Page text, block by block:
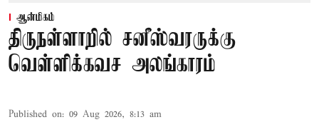
ஆன்மிகம்
திருநள்ளாறில் சனீஸ்வரருக்கு
வெள்ளிக்கவச அலங்காரம்
Published on: 09 Aug 2026, 8:13 am